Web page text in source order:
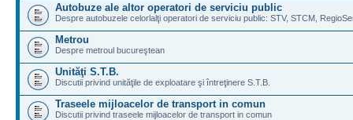
Autobuze ale altor operatori de serviciu public
Despre autobuzele celorlalţi operatori de serviciu public: STV, STCM,
Metrou
Despre metroul bucureştean
Unităţi S.T.B.
Discutii privind unităţile de exploatare şi întreţinere S.T.B.
Traseele mijloacelor de transport in comun
Discutii privind traseele mijloacelor de transport in comun